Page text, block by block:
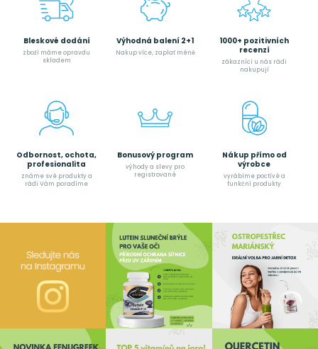
Bleskové dodání
zboží máme opravdu
skladem
Výhodná balení 2+1
Nakup více, zaplať méně
1000+ pozitivních
recenzí
zákazníci u nás rádi
nakupují
Odbornost, ochota,
profesionalita
známe své produkty a
rádi Vám poradíme
Bonusový program
výhody a slevy pro
registrované
Nákup přímo od
výrobce
vyrábíme poctívé a
funkční produkty